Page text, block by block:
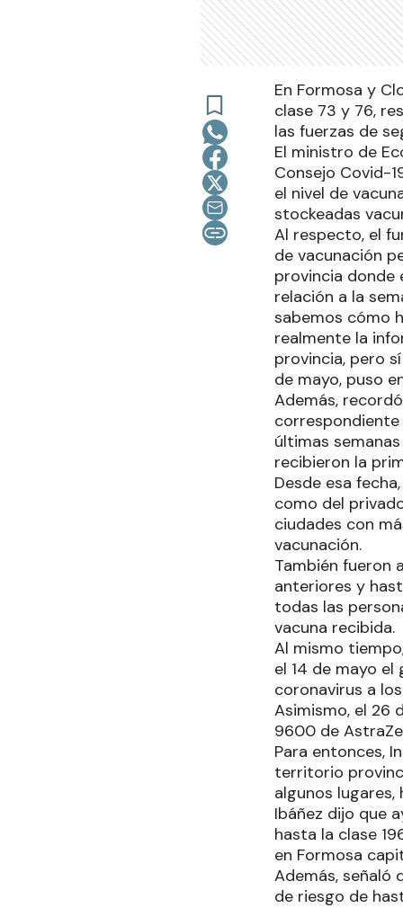
En Formosa y
clase 73 y 76,
las fuerzas de
El ministro de
Consejo Covid-
el nivel de
stockeadas
Al respecto, el
de vacunación
provincia donde
relación a la
sabemos cómo
realmente la
provincia, pero
de mayo, puso
Además,
correspondiente
últimas
recibieron la
Desde esa
como del
ciudades con
vacunación.
También fueron
anteriores y
todas las
vacuna recibida.
Al mismo
el 14 de mayo
coronavirus a
Asimismo, el 26
9600 de
Para entonces,
territorio
algunos
Ibáñez dijo que
hasta la clase
en Formosa
Además, señaló
de riesgo de